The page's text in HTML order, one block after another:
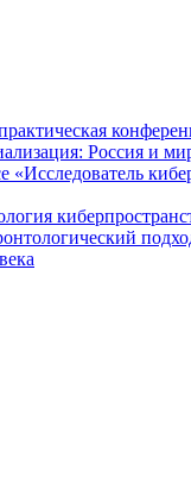
Россия и